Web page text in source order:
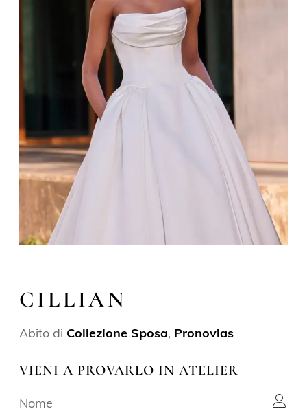
CILLIAN
Abito di Collezione Sposa, Pronovias
VIENI A PROVARLO IN ATELIER